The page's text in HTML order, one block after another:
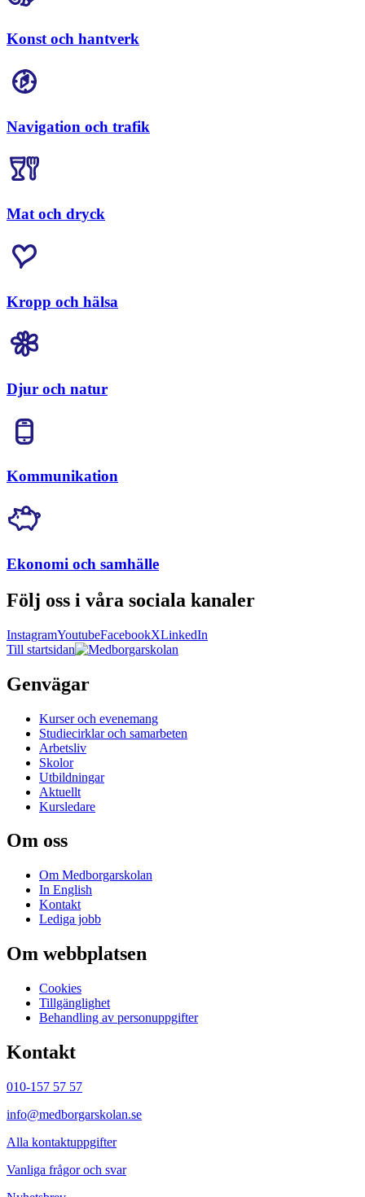
Konst och hantverk
Navigation och trafik
Mat och dryck
Kropp och hälsa
Djur och natur
Kommunikation
Ekonomi och samhälle
Följ oss i våra sociala kanaler
InstagramYoutubeFacebookXLinkedIn
Till startsidan
Genvägar
Kurser och evenemang
Studiecirklar och samarbeten
Arbetsliv
Skolor
Utbildningar
Aktuellt
Kursledare
Om oss
Om Medborgarskolan
In English
Kontakt
Lediga jobb
Om webbplatsen
Cookies
Tillgänglighet
Behandling av personuppgifter
Kontakt
010-157 57 57
info@medborgarskolan.se
Alla kontaktuppgifter
Vanliga frågor och svar